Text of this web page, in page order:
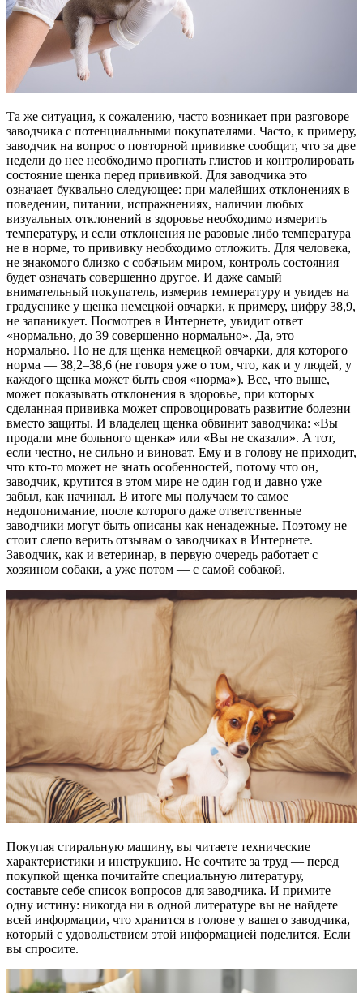
Та же ситуация, к сожалению, часто возникает при разговоре
заводчика с потенциальными покупателями. Часто, к примеру,
заводчик на вопрос о повторной прививке сообщит, что за две
недели до нее необходимо прогнать глистов и контролировать
состояние щенка перед прививкой. Для заводчика это
означает буквально следующее: при малейших отклонениях в
поведении, питании, испражнениях, наличии любых
визуальных отклонений в здоровье необходимо измерить
температуру, и если отклонения не разовые либо температура
не в норме, то прививку необходимо отложить. Для человека,
не знакомого близко с собачьим миром, контроль состояния
будет означать совершенно другое. И даже самый
внимательный покупатель, измерив температуру и увидев на
градуснике у щенка немецкой овчарки, к примеру, цифру 38,9,
не запаникует. Посмотрев в Интернете, увидит ответ
«нормально, до 39 совершенно нормально». Да, это
нормально. Но не для щенка немецкой овчарки, для которого
норма — 38,2–38,6 (не говоря уже о том, что, как и у людей, у
каждого щенка может быть своя «норма»). Все, что выше,
может показывать отклонения в здоровье, при которых
сделанная прививка может спровоцировать развитие болезни
вместо защиты. И владелец щенка обвинит заводчика: «Вы
продали мне больного щенка» или «Вы не сказали». А тот,
если честно, не сильно и виноват. Ему и в голову не приходит,
что кто-то может не знать особенностей, потому что он,
заводчик, крутится в этом мире не один год и давно уже
забыл, как начинал. В итоге мы получаем то самое
недопонимание, после которого даже ответственные
заводчики могут быть описаны как ненадежные. Поэтому не
стоит слепо верить отзывам о заводчиках в Интернете.
Заводчик, как и ветеринар, в первую очередь работает с
хозяином собаки, а уже потом — с самой собакой.
Покупая стиральную машину, вы читаете технические
характеристики и инструкцию. Не сочтите за труд — перед
покупкой щенка почитайте специальную литературу,
составьте себе список вопросов для заводчика. И примите
одну истину: никогда ни в одной литературе вы не найдете
всей информации, что хранится в голове у вашего заводчика,
который с удовольствием этой информацией поделится. Если
вы спросите.